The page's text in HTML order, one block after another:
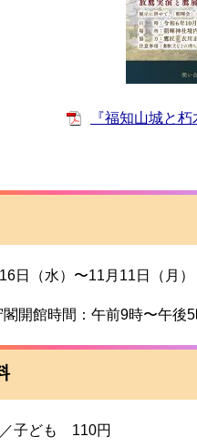
『福知山城と
日（水）〜11月11日（月）
開館時間：午前9時〜午後
子ども 110円